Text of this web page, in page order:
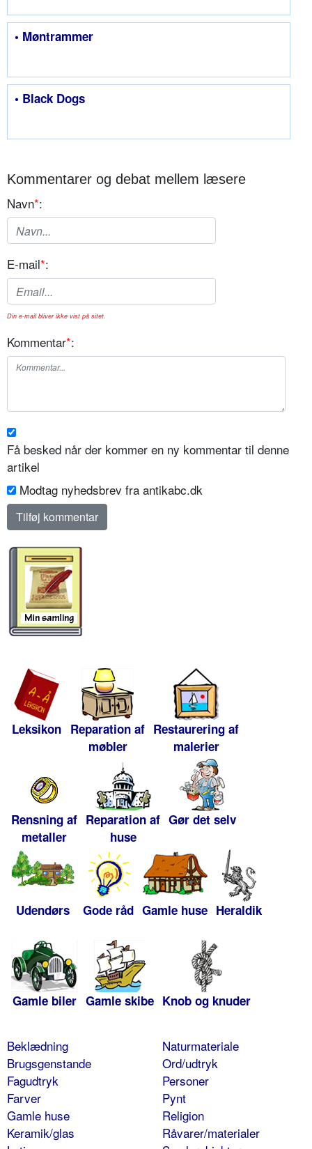
• Møntrammer
• Black Dogs
Kommentarer og debat mellem læsere
Navn*:
E-mail*:
Din e-mail bliver ikke vist på sitet.
Kommentar*:
Få besked når der kommer en ny kommentar til denne
artikel
Modtag nyhedsbrev fra antikabc.dk
Leksikon Reparation af
møbler
Restaurering af
malerier
Rensning af
metaller
Reparation af
huse
Gør det selv
Udendørs Gode råd Gamle huse Heraldik
Gamle biler Gamle skibe Knob og knuder
Beklædning
Brugsgenstande
Fagudtryk
Farver
Gamle huse
Keramik/glas
Naturmateriale
Ord/udtryk
Personer
Pynt
Religion
Råvarer/materialer